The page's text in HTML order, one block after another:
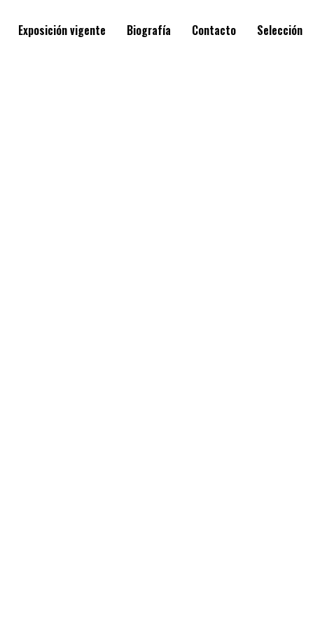
Exposición vigente Biografía Contacto Selección